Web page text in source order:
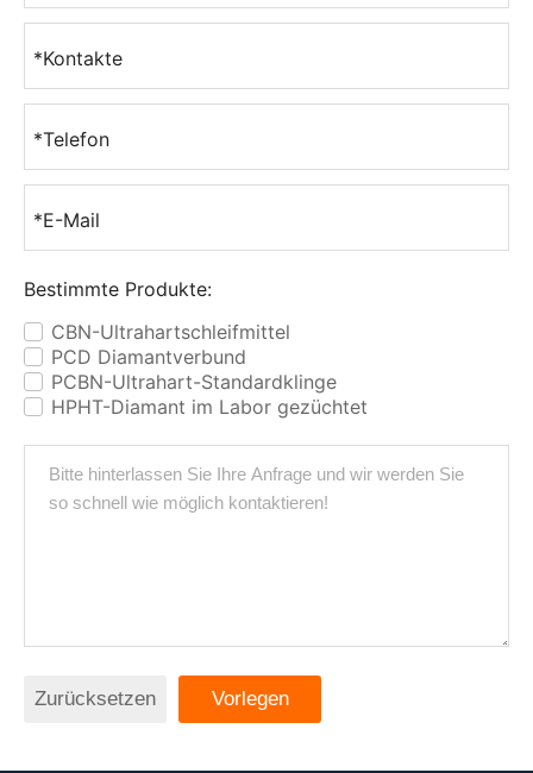
*Kontakte
*Telefon
*E-Mail
Bestimmte Produkte:
CBN-Ultrahartschleifmittel
PCD Diamantverbund
PCBN-Ultrahart-Standardklinge
HPHT-Diamant im Labor gezüchtet
Zurücksetzen Vorlegen